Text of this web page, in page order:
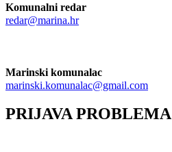
Komunalni redar
redar@marina.hr
Marinski komunalac
marinski.komunalac@gmail.com
PRIJAVA PROBLEMA